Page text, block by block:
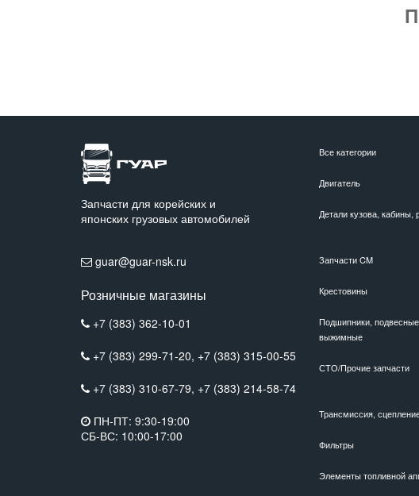
Запчасти для корейских и
японских грузовых автомобилей
guar@guar-nsk.ru
Розничные магазины
+7 (383) 362-10-01
+7 (383) 299-71-20, +7 (383) 315-00-55
+7 (383) 310-67-79, +7 (383) 214-58-74
ПН-ПТ: 9:30-19:00
СБ-ВС: 10:00-17:00
Все категории
Двигатель
Детали кузова, кабины,
Запчасти CM
Крестовины
Подшипники,
выжимные
СТО/Прочие запчасти
Трансмиссия,
Фильтры
Элементы топливной